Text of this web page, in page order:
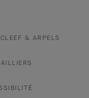
& ARPELS